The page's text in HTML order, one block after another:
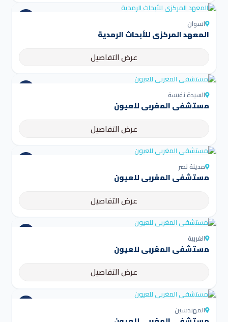
اسوان
المعهد المركزي للأبحاث الرمدية
عرض التفاصيل
السيدة نفيسة
مستشفى المغربي للعيون
عرض التفاصيل
مدينة نصر
مستشفى المغربي للعيون
عرض التفاصيل
الغربية
مستشفى المغربي للعيون
عرض التفاصيل
المهندسين